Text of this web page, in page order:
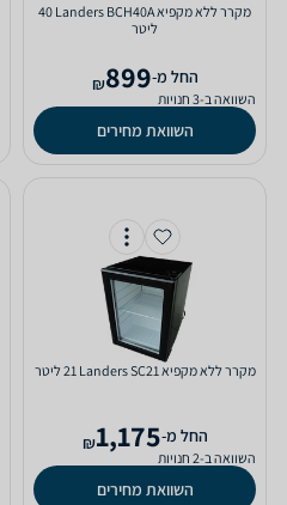
מקרר ‏ללא מקפיא Landers BCH40A ‏40
‏ליטר
‫החל מ-899
₪
השוואה ב-3 חנויות
השוואת מחירים
מקרר ‏ללא מקפיא Landers SC21 ‏21 ‏ליטר
‫החל מ-1,175
₪
השוואה ב-2 חנויות
השוואת מחירים